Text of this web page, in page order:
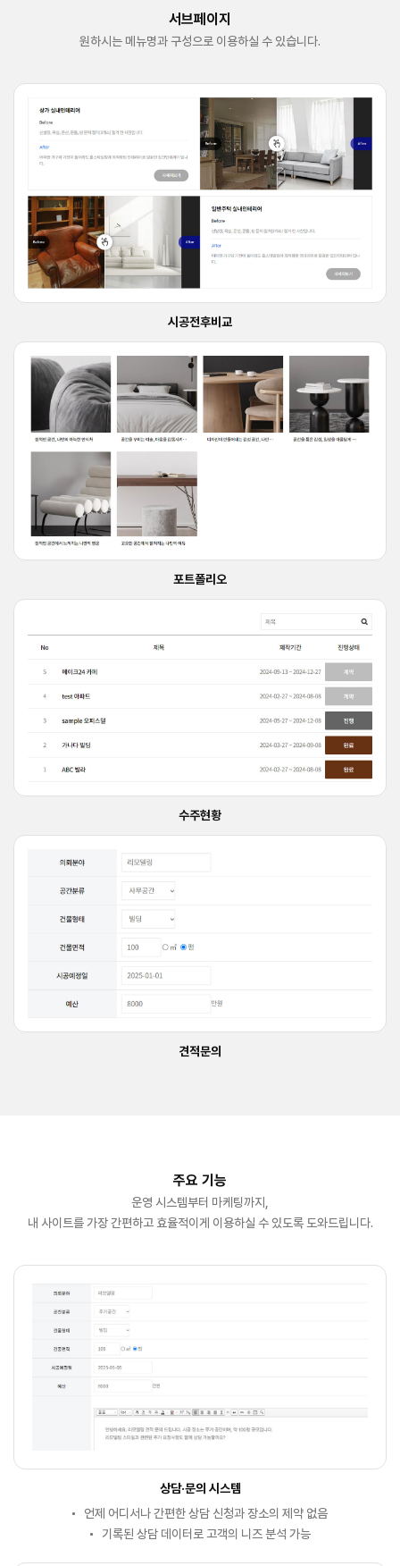
서브페이지
원하시는 메뉴명과 구성으로 이용하실 수 있습니다.
시공전후비교
포트폴리오
수주현황
견적문의
주요 기능
운영 시스템부터 마케팅까지,
내 사이트를 가장 간편하고 효율적이게 이용하실 수 있도록 도와드립니다.
상담·문의 시스템
언제 어디서나 간편한 상담 신청과 장소의 제약 없음
기록된 상담 데이터로 고객의 니즈 분석 가능